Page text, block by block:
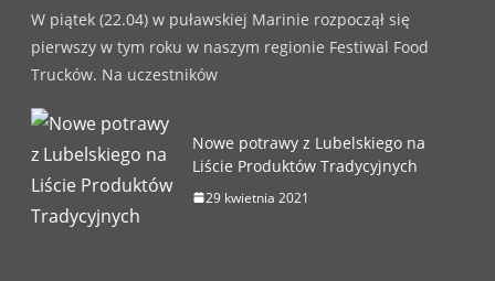
W piątek (22.04) w puławskiej Marinie rozpoczął się
pierwszy w tym roku w naszym regionie Festiwal Food
Trucków. Na uczestników
Nowe potrawy z Lubelskiego na
Liście Produktów Tradycyjnych
29 kwietnia 2021